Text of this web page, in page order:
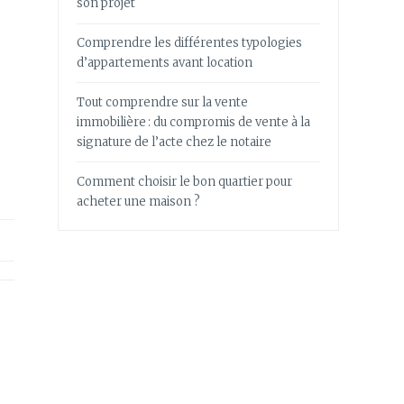
son projet
Comprendre les différentes typologies
d’appartements avant location
Tout comprendre sur la vente
immobilière : du compromis de vente à la
signature de l’acte chez le notaire
Comment choisir le bon quartier pour
acheter une maison ?